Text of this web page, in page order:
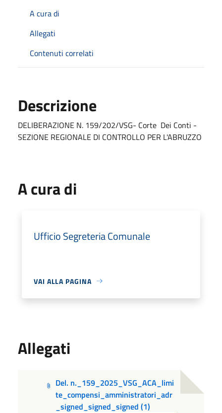
A cura di
Allegati
Contenuti correlati
Descrizione
DELIBERAZIONE N. 159/202/VSG- Corte Dei Conti -
SEZIONE REGIONALE DI CONTROLLO PER L'ABRUZZO
A cura di
Ufficio Segreteria Comunale
VAI ALLA PAGINA
Allegati
Del. n._159_2025_VSG_ACA_limi
te_compensi_amministratori_adr
_signed_signed_signed (1)